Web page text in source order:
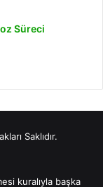
Süreci
Saklıdır.
kuralıyla başka